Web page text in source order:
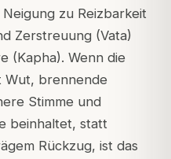
zu Reizbarkeit
Zerstreuung (Vata)
(Kapha). Wenn die
Wut, brennende
Stimme und
beinhaltet, statt
Rückzug, ist das